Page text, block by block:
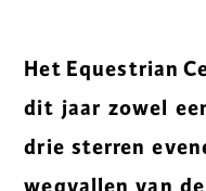
Het Equestrian
dit jaar zowel
drie sterren